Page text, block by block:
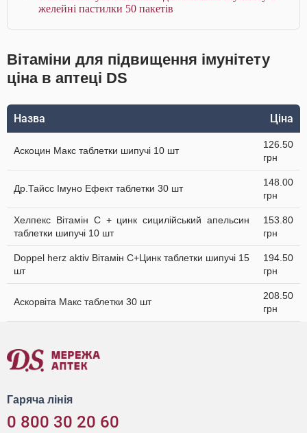
желейні пастилки 50 пакетів
Вітаміни для підвищення імунітету
ціна в аптеці DS
Назва Ціна
Аскоцин Макс таблетки шипучі 10 шт
126.50
грн
Др.Тайсс Імуно Ефект таблетки 30 шт
148.00
грн
Хелпекс Вітамін С + цинк сицилійський апельсин
таблетки шипучі 10 шт
153.80
грн
Doppel herz aktiv Вітамін С+Цинк таблетки шипучі 15
шт
194.50
грн
Аскорвіта Макс таблетки 30 шт
208.50
грн
Гаряча лінія
0 800 30 20 60